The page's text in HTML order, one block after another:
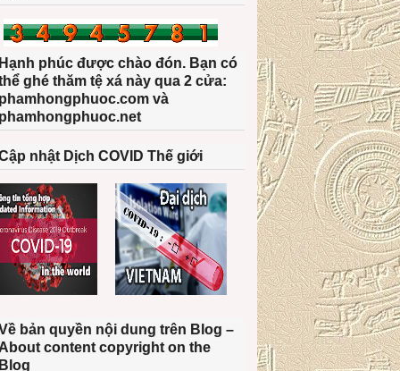
phúc được chào đón. Bạn có
ghé thăm tệ xá này qua 2 cửa:
và
nhật Dịch COVID Thế giới
bản quyền nội dung trên Blog –
content copyright on the